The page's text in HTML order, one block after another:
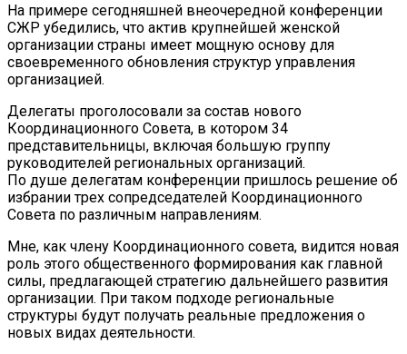
На примере сегодняшней внеочередной конференции
СЖР убедились, что актив крупнейшей женской
организации страны имеет мощную основу для
своевременного обновления структур управления
организацией.
Делегаты проголосовали за состав нового
Координационного Совета, в котором 34
представительницы, включая большую группу
руководителей региональных организаций.
По душе делегатам конференции пришлось решение об
избрании трех сопредседателей Координационного
Совета по различным направлениям.
Мне, как члену Координационного совета, видится новая
роль этого общественного формирования как главной
силы, предлагающей стратегию дальнейшего развития
организации. При таком подходе региональные
структуры будут получать реальные предложения о
новых видах деятельности.